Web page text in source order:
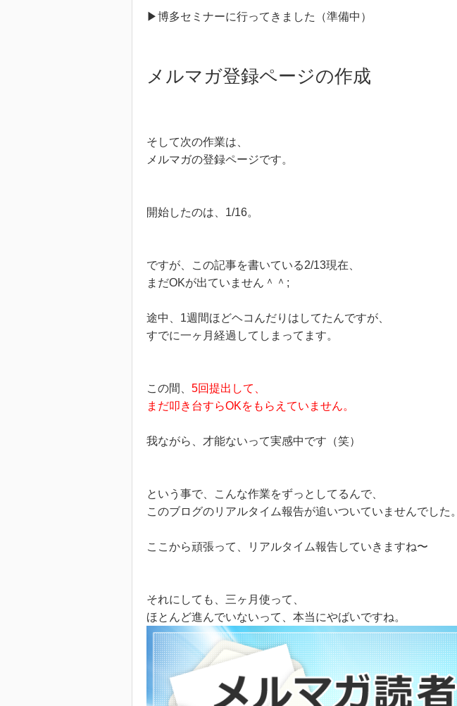
▶︎博多セミナーに行ってきました（準備中）
メルマガ登録ページの作成
そして次の作業は、
メルマガの登録ページです。
開始したのは、1/16。
ですが、この記事を書いている2/13現在、
まだOKが出ていません＾＾;
途中、1週間ほどヘコんだりはしてたんですが、
すでに一ヶ月経過してしまってます。
この間、 5回提出して、
まだ叩き台すらOKをもらえていません。
我ながら、才能ないって実感中です（笑）
という事で、こんな作業をずっとしてるんで、
このブログのリアルタイム報告が追いついていませんでした。
ここから頑張って、リアルタイム報告していきますね〜
それにしても、三ヶ月使って、
ほとんど進んでいないって、本当にやばいですね。